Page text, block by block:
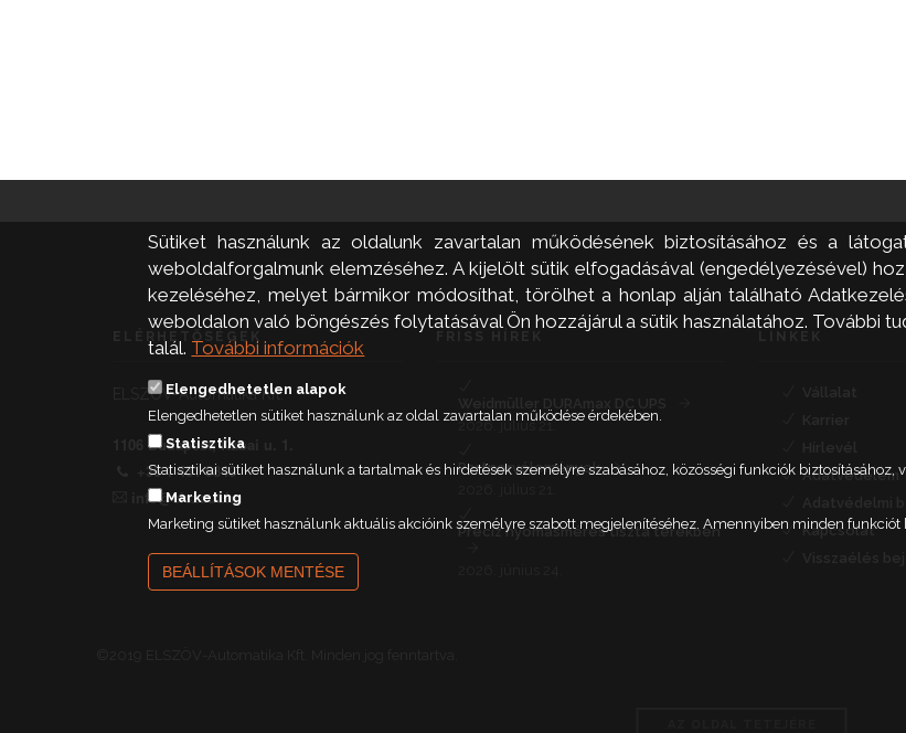
ELSZÖV-Automatika Kft.
1106 Budapest, Kabai u. 1.
+36 1 431 9840
info@elszaut.hu
2026. július 21.
Partnervélemények
Precíz nyomásmérés tiszta terekben
Adatvédelem
Kapcsolat
Sütiket használunk az oldalunk zavartalan működésének biztosításához és a
weboldalforgalmunk elemzéséhez. A kijelölt sütik elfogadásával (engedélyezésével)
kezeléséhez, melyet bármikor módosíthat, törölhet a honlap alján található
weboldalon való böngészés folytatásával Ön hozzájárul a sütik használatához. További
talál. További információk
Elengedhetetlen alapok
Elengedhetetlen sütiket használunk az oldal zavartalan működése érdekében.
Statisztika
Statisztikai sütiket használunk a tartalmak és hirdetések személyre szabásához, közösségi funkciók
Marketing
Marketing sütiket használunk aktuális akcióink személyre szabott megjelenítéséhez. Amennyiben minden funkciót
BEÁLLÍTÁSOK MENTÉSE